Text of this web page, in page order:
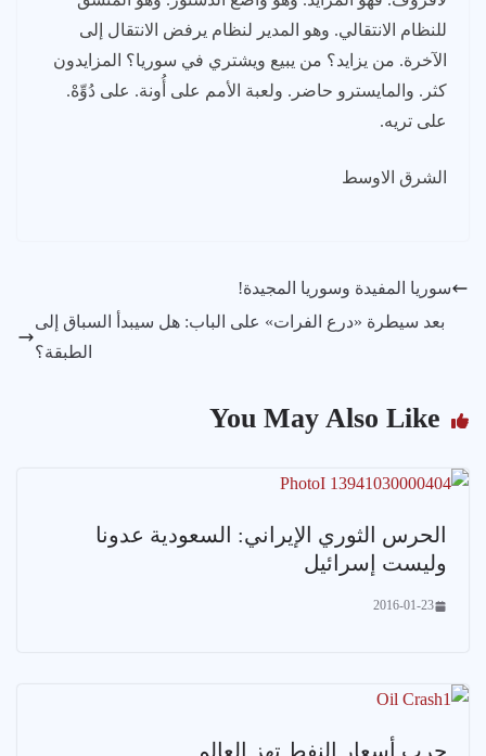
للنظام الانتقالي. وهو المدير لنظام يرفض الانتقال إلى
الآخرة. من يزايد؟ من يبيع ويشتري في سوريا؟ المزايدون
كثر. والمايسترو حاضر. ولعبة الأمم على أُونة. على دُوِّهْ.
على تريه.
الشرق الاوسط
سوريا المفيدة وسوريا المجيدة!
بعد سيطرة «درع الفرات» على الباب: هل سيبدأ السباق إلى
الطبقة؟
You May Also Like
الحرس الثوري الإيراني: السعودية عدونا
وليست إسرائيل
2016-01-23
حرب أسعار النفط تهز العالم